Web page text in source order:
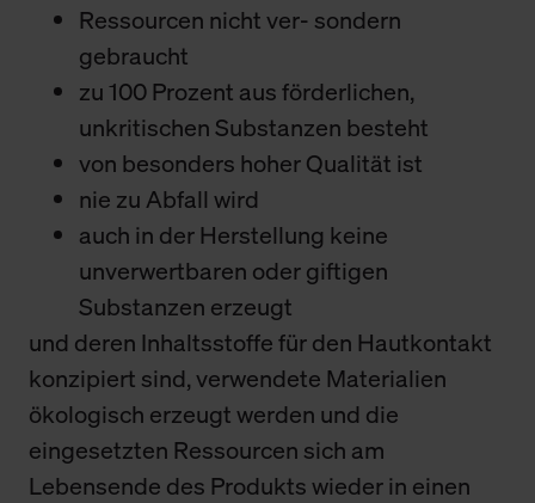
Ressourcen nicht ver- sondern
gebraucht
zu 100 Prozent aus förderlichen,
unkritischen Substanzen besteht
von besonders hoher Qualität ist
nie zu Abfall wird
auch in der Herstellung keine
unverwertbaren oder giftigen
Substanzen erzeugt
und deren Inhaltsstoffe für den Hautkontakt
konzipiert sind, verwendete Materialien
ökologisch erzeugt werden und die
eingesetzten Ressourcen sich am
Lebensende des Produkts wieder in einen